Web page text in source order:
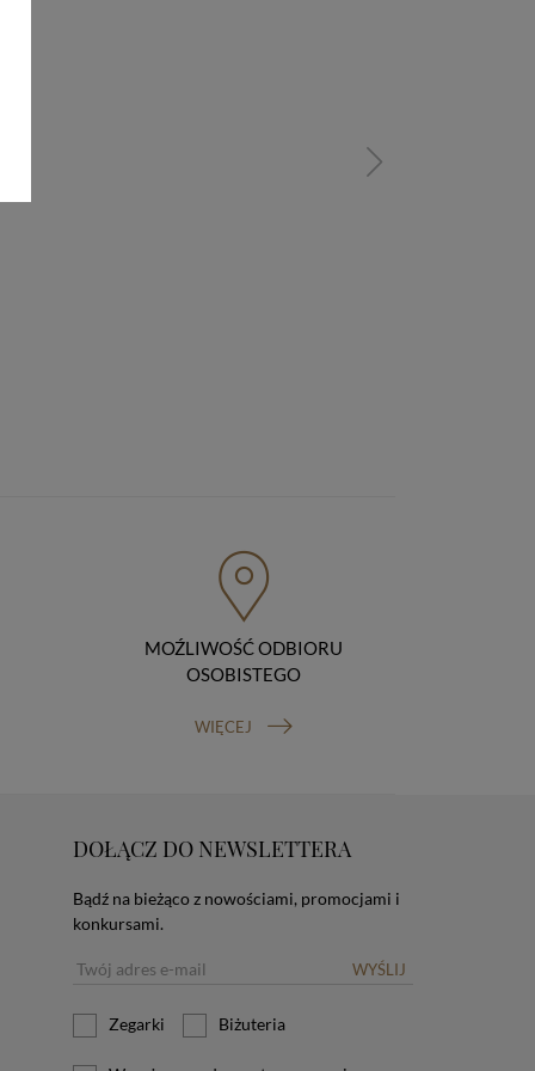
MOŹLIWOŚĆ ODBIORU
OSOBISTEGO
WIĘCEJ
DOŁĄCZ DO NEWSLETTERA
Bądź na bieżąco z nowościami, promocjami i
konkursami.
WYŚLIJ
Zegarki Biżuteria